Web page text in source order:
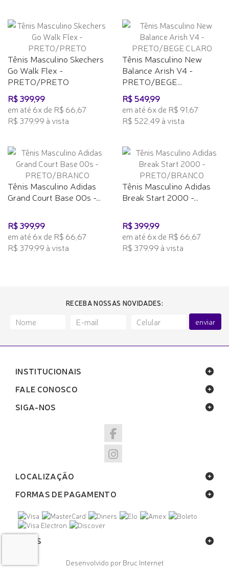
Tênis Masculino Skechers
Go Walk Flex -
PRETO/PRETO
R$ 399,99
em até 6x de R$ 66,67
R$ 379,99 à vista
Tênis Masculino New
Balance Arish V4 -
PRETO/BEGE...
R$ 549,99
em até 6x de R$ 91,67
R$ 522,49 à vista
Tênis Masculino Adidas
Grand Court Base 00s -...
R$ 399,99
em até 6x de R$ 66,67
R$ 379,99 à vista
Tênis Masculino Adidas
Break Start 2000 -...
R$ 399,99
em até 6x de R$ 66,67
R$ 379,99 à vista
RECEBA NOSSAS NOVIDADES:
enviar
INSTITUCIONAIS
FALE CONOSCO
SIGA-NOS
LOCALIZAÇÃO
FORMAS DE PAGAMENTO
SELOS
Desenvolvido por Bruc Internet